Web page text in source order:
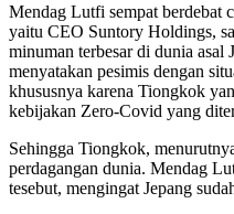
Mendag Lutfi sempat berdebat
yaitu CEO Suntory Holdings,
minuman terbesar di dunia
menyatakan pesimis dengan
khususnya karena Tiongkok
kebijakan Zero-Covid yang
Sehingga Tiongkok,
perdagangan dunia. Mendag
tesebut, mengingat Jepang